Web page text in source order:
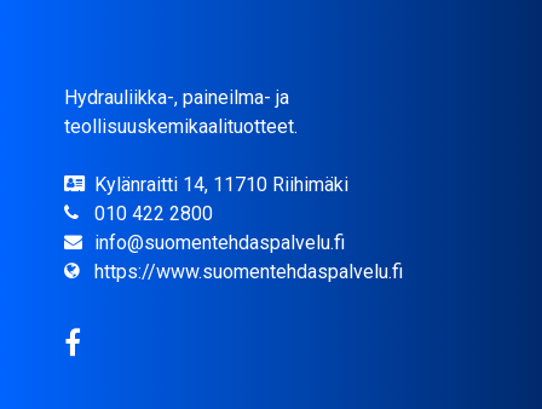
Hydrauliikka-, paineilma- ja
teollisuuskemikaalituotteet.
Kylänraitti 14, 11710 Riihimäki
010 422 2800
info@suomentehdaspalvelu.fi
https://www.suomentehdaspalvelu.fi